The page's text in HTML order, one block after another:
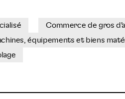
Commerce de gros
équipements et biens